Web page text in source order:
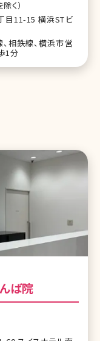
く）
目11-15 横浜STビ
相鉄線、横浜市営
1分
ば院